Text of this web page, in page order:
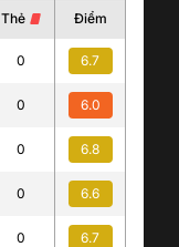
Thẻ Điểm
0 6.7
0 6.0
0 6.8
0 6.6
0 6.7